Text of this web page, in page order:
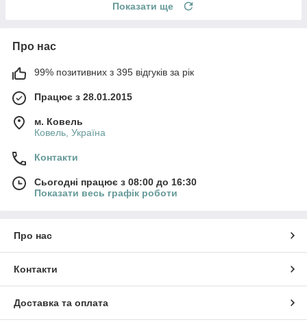
Показати ще
Про нас
99% позитивних з 395 відгуків за рік
Працює з 28.01.2015
м. Ковель
Ковель, Україна
Контакти
Сьогодні працює з 08:00 до 16:30
Показати весь графік роботи
Про нас
Контакти
Доставка та оплата